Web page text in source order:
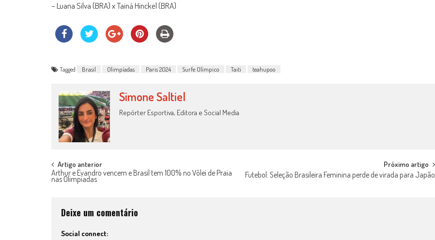
– Luana Silva (BRA) x Tainá Hinckel (BRA)
Tagged Brasil Olimpíadas Paris 2024 Surfe Olímpico Taiti teahupoo
Simone Saltiel
Repórter Esportiva, Editora e Social Media
Post
navigation
Artigo anterior
Arthur e Evandro vencem e Brasil tem 100% no Vôlei de Praia
nas Olimpíadas
Próximo artigo
Futebol: Seleção Brasileira Feminina perde de virada para Japão
Deixe um comentário
Social connect: